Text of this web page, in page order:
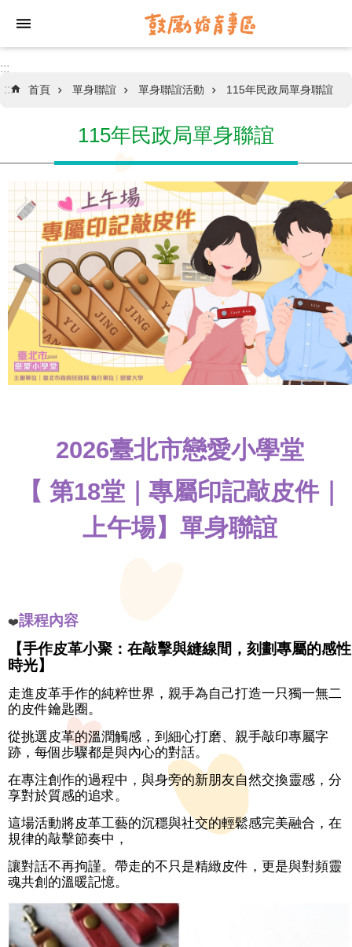
情
單
聯
誼
聯
婚
禮
孕
交
友
服
務
費
宣
導
情
感
教
育
資
網
:::
:::
首頁 單身聯誼 單身聯誼活動 115年民政局單身聯誼
115年民政局單身聯誼
2026臺北市戀愛小學堂
【 第18堂｜專屬印記敲皮件｜
上午場】 單身聯誼
❤️課程內容
【手作皮革小聚：在敲擊與縫線間，刻劃專屬的感性
時光】
走進皮革手作的純粹世界，親手為自己打造一只獨一無二
的皮件鑰匙圈。
從挑選皮革的溫潤觸感，到細心打磨、親手敲印專屬字
跡，每個步驟都是與內心的對話。
在專注創作的過程中，與身旁的新朋友自然交換靈感，分
享對於質感的追求。
這場活動將皮革工藝的沉穩與社交的輕鬆感完美融合，在
規律的敲擊節奏中，
讓對話不再拘謹。帶走的不只是精緻皮件，更是與對頻靈
魂共創的溫暖記憶。